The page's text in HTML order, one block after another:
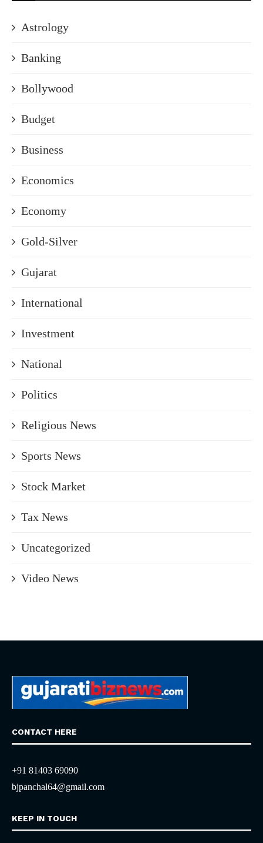
Astrology
Banking
Bollywood
Budget
Business
Economics
Economy
Gold-Silver
Gujarat
International
Investment
National
Politics
Religious News
Sports News
Stock Market
Tax News
Uncategorized
Video News
CONTACT HERE
+91 81403 69090
bjpanchal64@gmail.com
KEEP IN TOUCH